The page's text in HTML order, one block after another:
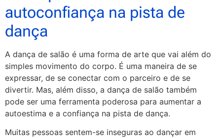
autoconfiança na pista de
dança
A dança de salão é uma forma de arte que vai além do
simples movimento do corpo. É uma maneira de se
expressar, de se conectar com o parceiro e de se
divertir. Mas, além disso, a dança de salão também
pode ser uma ferramenta poderosa para aumentar a
autoestima e a confiança na pista de dança.
Muitas pessoas sentem-se inseguras ao dançar em